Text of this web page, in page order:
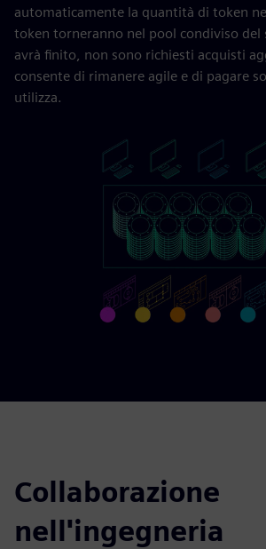
automaticamente la quantità di token
token torneranno nel pool condiviso del
avrà finito, non sono richiesti acquisti
consente di rimanere agile e di pagare
utilizza.
Collaborazione
nell'ingegneria